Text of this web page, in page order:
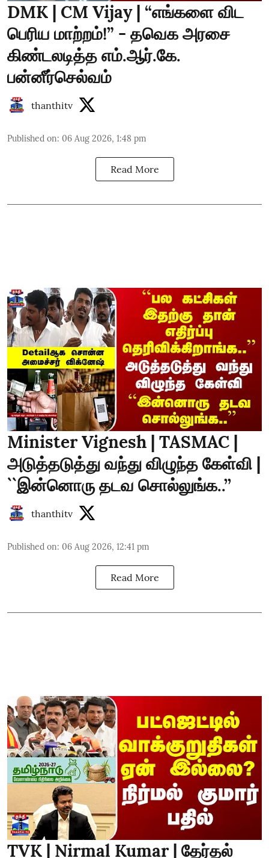
DMK | CM Vijay | “எங்களை விட
பெரிய மாற்றம்!” - தவெக அரசை
கிண்டலடித்த எம்.ஆர்.கே.
பன்னீர்செல்வம்
thanthitv
Published on: 06 Aug 2026, 1:48 pm
Read More
Minister Vignesh | TASMAC |
அடுத்தடுத்து வந்து விழுந்த கேள்வி |
``இன்னொரு தடவ சொல்லுங்க..’’
thanthitv
Published on: 06 Aug 2026, 12:41 pm
Read More
TVK | Nirmal Kumar | தேர்தல்